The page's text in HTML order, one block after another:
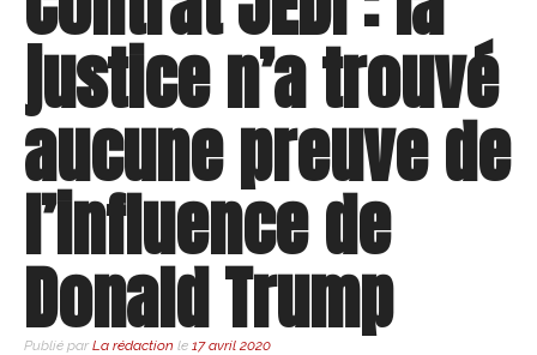
justice n’a trouvé
aucune preuve de
l’influence de
Donald Trump
Publié par La rédaction le 17 avril 2020